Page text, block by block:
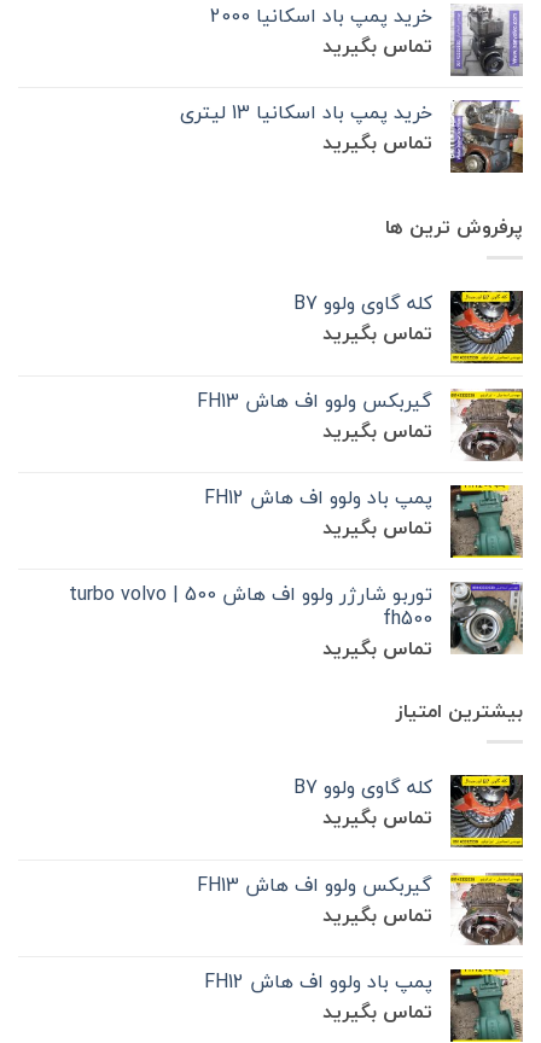
خرید پمپ باد اسکانیا 2000
تماس بگیرید
خرید پمپ باد اسکانیا 13 لیتری
تماس بگیرید
پرفروش ترین ها
کله گاوی ولوو B7
تماس بگیرید
گیربکس ولوو اف هاش FH13
تماس بگیرید
پمپ باد ولوو اف هاش FH12
تماس بگیرید
توربو شارژر ولوو اف هاش 500 | turbo volvo
fh500
تماس بگیرید
بیشترین امتیاز
کله گاوی ولوو B7
تماس بگیرید
گیربکس ولوو اف هاش FH13
تماس بگیرید
پمپ باد ولوو اف هاش FH12
تماس بگیرید